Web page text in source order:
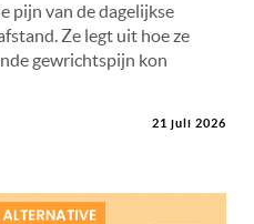
pijn van de dagelijkse
Ze legt uit hoe ze
gewrichtspijn kon
21 juli 2026